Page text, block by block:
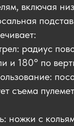
включая
радиус
и 180° по
съема
ножки с